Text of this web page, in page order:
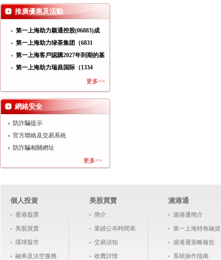
推廣優惠及活動
第一上海助力颖通控股(06883)成
功
第一上海助力绿茶集团（6831
HK）
第一上海客戶認購2027年到期的基
第一上海助力瑞昌国际（1334
更多>>
網絡安全
防詐騙提示
官方聯絡及交易系統
防詐騙相關網址
更多>>
個人投資
香港股票
美股買賣
環球股市
融券及沽空服務
美股買賣
簡介
業績公布時間表
交易須知
收費詳情
滬港通
滬港通簡介
第一上海特有融資
滬港通策略報告
系統操作指南